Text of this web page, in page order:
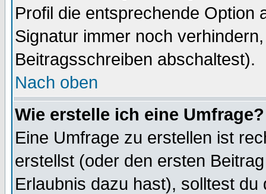
Profil die entsprechende Option
Signatur immer noch
Beitragsschreiben abschaltest).
Nach oben
Wie erstelle ich eine Umfrage?
Eine Umfrage zu erstellen ist
erstellst (oder den ersten
Erlaubnis dazu hast), solltest